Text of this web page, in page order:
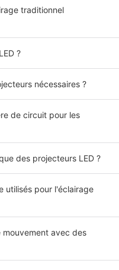
traditionnel
?
nécessaires ?
de circuit pour les
des projecteurs LED ?
utilisés pour l'éclairage
avec des